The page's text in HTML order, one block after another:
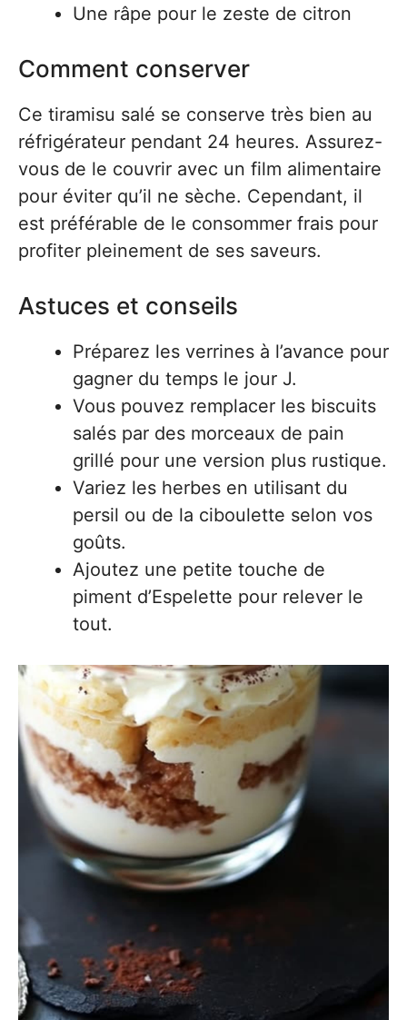
Une râpe pour le zeste de citron
Comment conserver
Ce tiramisu salé se conserve très bien au
réfrigérateur pendant 24 heures. Assurez-
vous de le couvrir avec un film alimentaire
pour éviter qu’il ne sèche. Cependant, il
est préférable de le consommer frais pour
profiter pleinement de ses saveurs.
Astuces et conseils
Préparez les verrines à l’avance pour
gagner du temps le jour J.
Vous pouvez remplacer les biscuits
salés par des morceaux de pain
grillé pour une version plus rustique.
Variez les herbes en utilisant du
persil ou de la ciboulette selon vos
goûts.
Ajoutez une petite touche de
piment d’Espelette pour relever le
tout.